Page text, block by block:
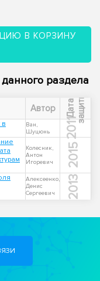
В КОРЗИНУ
раздела
Автор Д
а
т
а
з
а
щ
и
ты
Ван,
Шуцюнь
2011
Колесник,
Антон
Игоревич
2015
Алексеенко,
Денис
Сергеевич
2013